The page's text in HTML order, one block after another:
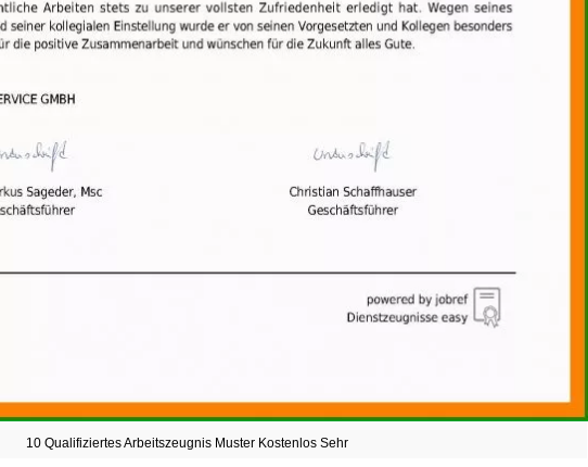
10 Qualifiziertes Arbeitszeugnis Muster Kostenlos Sehr